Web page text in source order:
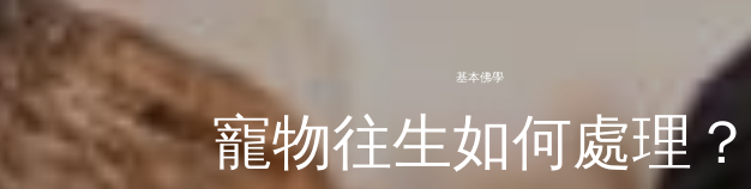
基本佛學
寵物往生如何處理？